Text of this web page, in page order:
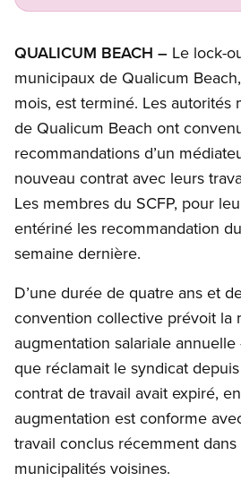
QUALICUM BEACH – Le lock-
municipaux de Qualicum
mois, est terminé. Les autorités
de Qualicum Beach ont
recommandations d’un
nouveau contrat avec leurs
Les membres du SCFP, pour
entériné les recommandation
semaine dernière.
D’une durée de quatre ans et
convention collective prévoit la
augmentation salariale
que réclamait le syndicat
contrat de travail avait expiré,
augmentation est conforme
travail conclus récemment dans
municipalités voisines.